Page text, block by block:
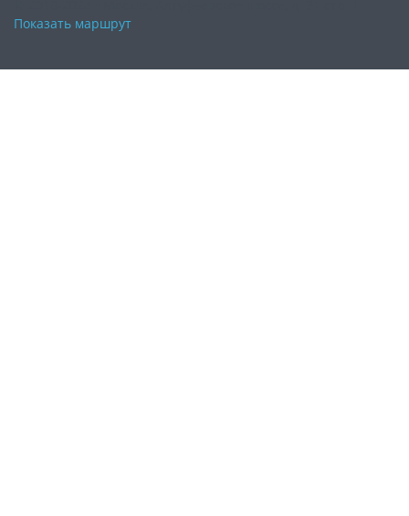
Показать маршрут